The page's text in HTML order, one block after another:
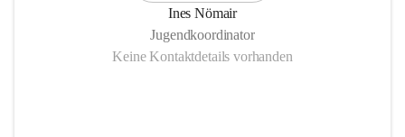
Ines Nömair
Jugendkoordinator
Keine Kontaktdetails vorhanden